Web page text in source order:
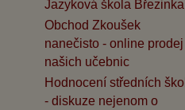
Jazyková škola Březinka
Obchod Zkoušek
nanečisto - online prodej
našich učebnic
Hodnocení středních škol
- diskuze nejenom o